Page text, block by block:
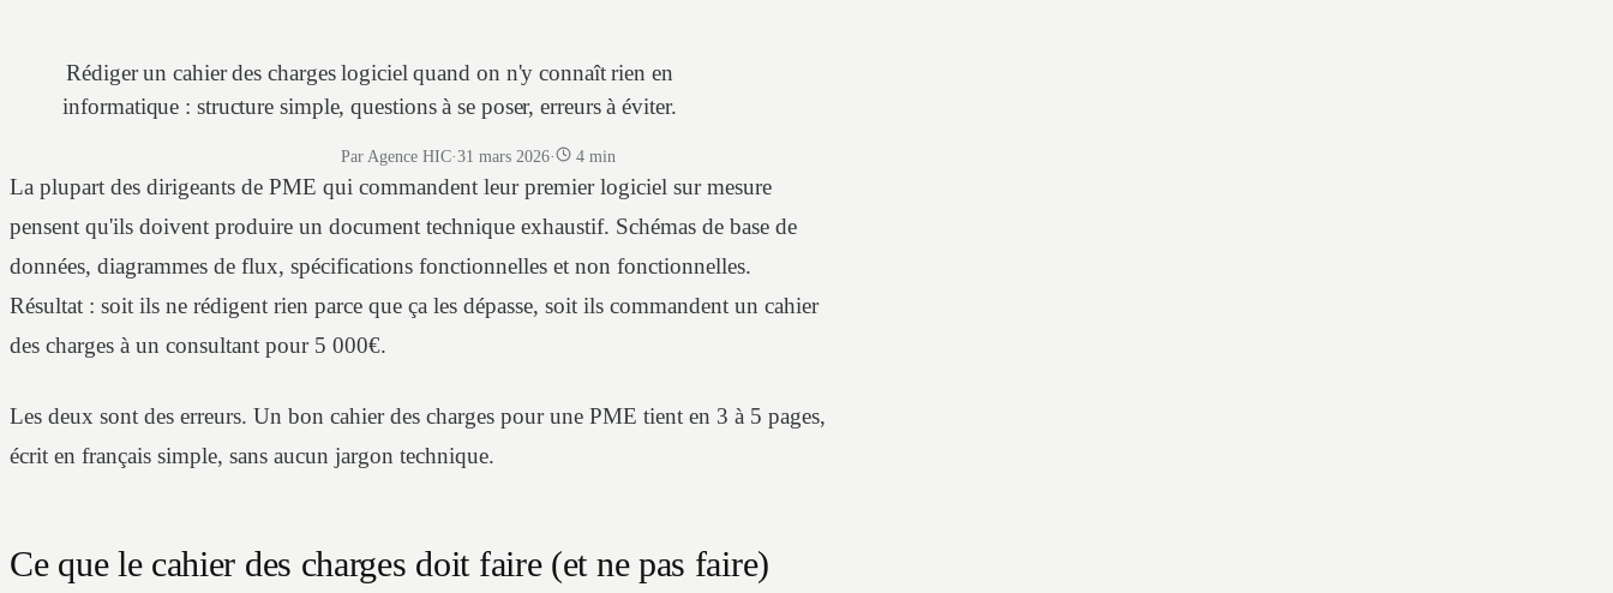
Rédiger un cahier des charges logiciel quand on n'y connaît rien en
informatique : structure simple, questions à se poser, erreurs à éviter.
Par Agence HIC·31 mars 2026· 4 min
La plupart des dirigeants de PME qui commandent leur premier logiciel sur mesure
pensent qu'ils doivent produire un document technique exhaustif. Schémas de base de
données, diagrammes de flux, spécifications fonctionnelles et non fonctionnelles.
Résultat : soit ils ne rédigent rien parce que ça les dépasse, soit ils commandent un cahier
des charges à un consultant pour 5 000€.
Les deux sont des erreurs. Un bon cahier des charges pour une PME tient en 3 à 5 pages,
écrit en français simple, sans aucun jargon technique.
Ce que le cahier des charges doit faire (et ne pas faire)